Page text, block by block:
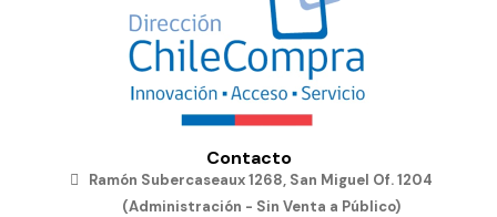
Contacto
Ramón Subercaseaux 1268, San Miguel Of. 1204
(Administración - Sin Venta a Público)